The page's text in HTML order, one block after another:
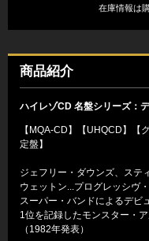
在庫情報は
商品紹介
ハイレゾCD 名盤シリーズ：
【MQA-CD】【UHQCD】【
定盤】
ジェフリー・ダウンズ、ステ
ウェットン...プログレッシヴ
スーパー・バンドによるデビ
1位を記録したモンスター・ア
（1982年発表）